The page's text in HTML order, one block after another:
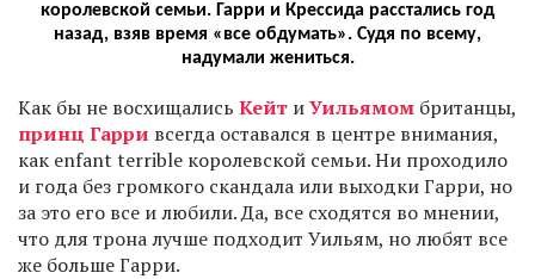
королевской семьи. Гарри и Крессида расстались год
назад, взяв время «все обдумать». Судя по всему,
надумали жениться.
Как бы не восхищались Кейт иУильямом британцы,
принц Гарри всегда оставался в центре внимания,
как enfant terrible королевской семьи. Ни проходило
и года без громкого скандала или выходки Гарри, но
за это его все и любили. Да, все сходятся во мнении,
что для трона лучше подходит Уильям, но любят все
же больше Гарри.